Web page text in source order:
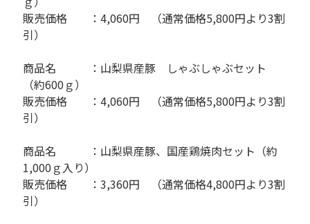
販売価格 ：4,060円 （通常価格5,800円より3割
引）
商品名 ：山梨県産豚 しゃぶしゃぶセット
（約600ｇ）
販売価格 ：4,060円 （通常価格5,800円より3割
引）
商品名 ：山梨県産豚、国産鶏焼肉セット（約
1,000ｇ入り）
販売価格 ：3,360円 （通常価格4,800円より3割
引）